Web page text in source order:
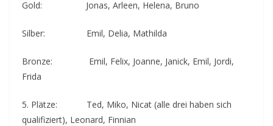
Gold: Jonas, Arleen, Helena, Bruno
Silber: Emil, Delia, Mathilda
Bronze: Emil, Felix, Joanne, Janick, Emil, Jordi,
Frida
5. Plätze: Ted, Miko, Nicat (alle drei haben sich
qualifiziert), Leonard, Finnian